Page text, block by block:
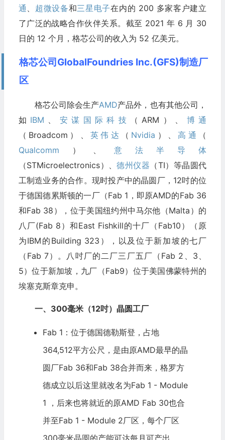
通
超微设备和三星电子在内的 200 多家客户建立
了广泛的战略合作伙伴关系。截至 2021 年 6 月 30
日的 12 个月，格芯公司的收入为 52 亿美元。
格芯公司GlobalFoundries Inc.(GFS)制造厂
区
格芯公司除会生产AMD产品外，也有其他公司，
如 IBM 安谋国际科技 （ARM）、 博通
（Broadcom）、 英伟达 （ Nvidia ）、高通
（
Qualcomm ）、意法半导体
（STMicroelectronics）、德州仪器 （TI）等晶圆代
工制造业务的合作。现时投产中的晶圆厂，12吋的位
于德国德累斯顿的一厂（Fab 1，即原AMD的Fab 36
和Fab 38），位于美国纽约州中马尔他（Malta）的
八厂(Fab 8）和East Fishkill的十厂（Fab10）（原
为IBM的Building 323），以及位于新加坡的七厂
（Fab 7）。八吋厂的二厂三厂五厂（Fab 2、3、
5）位于新加坡，九厂（Fab9）位于美国佛蒙特州的
埃塞克斯章克申。
一、300毫米（12吋）晶圆工厂
Fab 1：位于德国德勒斯登，占地
364,512平方公尺，是由原AMD最早的晶
圆厂Fab 36和Fab 38合并而来，格罗方
德成立以后这里就改名为Fab 1 - Module
1 ，后来也将就近的原AMD Fab 30也合
并至Fab 1 - Module 2厂区，每个厂区
300毫米晶圆的产能可达每月可产出